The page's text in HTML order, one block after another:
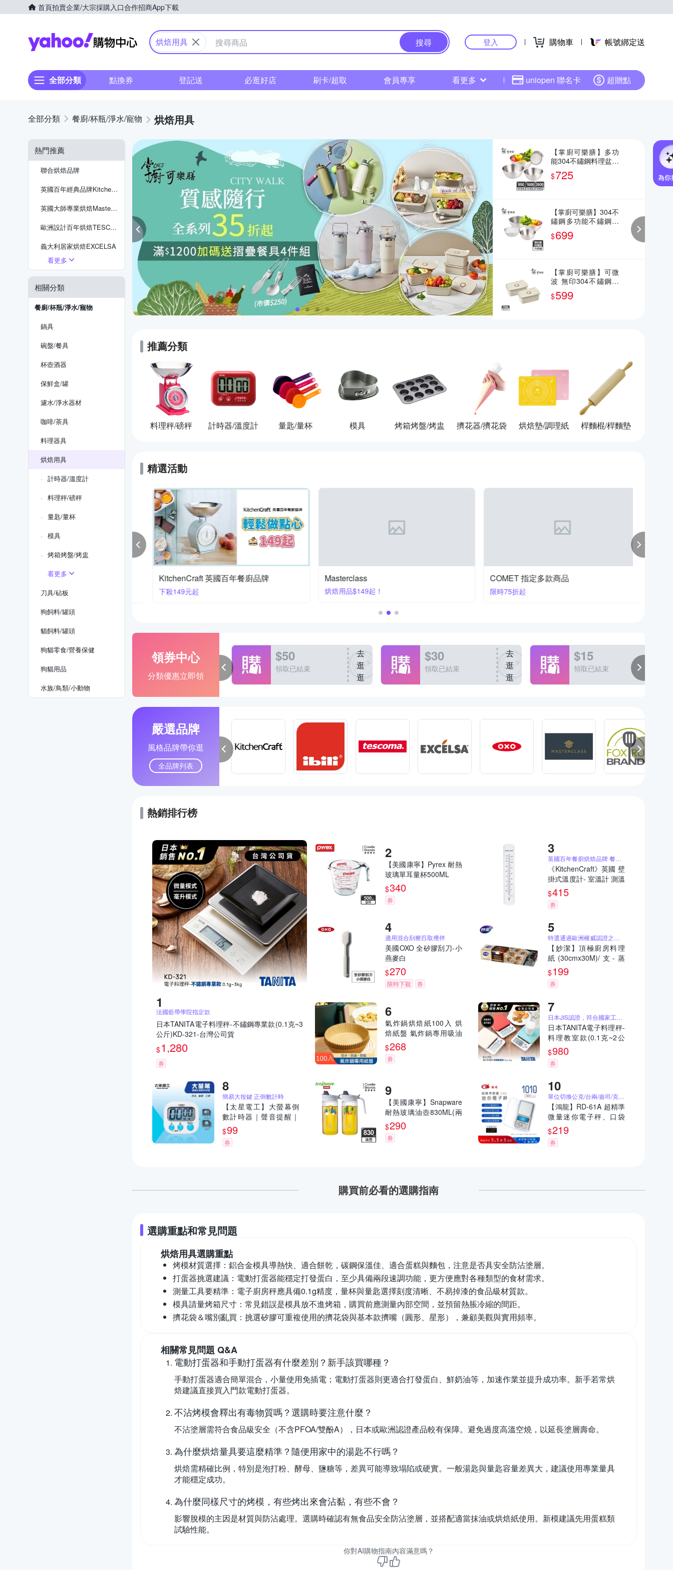
首頁拍賣企業/大宗採購入口合作招商App下載
Yahoo購物中心
烘焙用具 搜尋 登入 購物車 帳號綁定送
全部分類 點換券 登記送 必逛好店 刷卡/超取 會員專享 看更多 uniopen 聯名卡 超贈點
餐廚/杯瓶/淨水/寵物 烘焙用具
熱門推薦
聯合烘焙品牌
英國百年經典品牌KitchenCraft
英國大師專業烘焙Master Class
歐洲設計百年烘焙TESCOMA
義大利居家烘焙EXCELSA
西班牙創意烘焙IBILI
英國現代餐廚Premier
看更多
相關分類
餐廚/杯瓶/淨水/寵物
鍋具
碗盤/餐具
杯壺酒器
保鮮盒/罐
濾水/淨水器材
咖啡/茶具
料理器具
烘焙用具
計時器/溫度計
料理秤/磅秤
量匙/量杯
模具
烤箱烤盤/烤盅
看更多
刀具/砧板
狗飼料/罐頭
貓飼料/罐頭
狗貓零食/營養保健
狗貓用品
水族/鳥類/小動物
【掌廚可樂膳】多功
能304不鏽鋼料理盆組
3件式(C01)
$725
【掌廚可樂膳】304不
鏽鋼多功能不鏽鋼料
理盆6件組
$699
【掌廚可樂膳】可微
波 無印304不鏽鋼保
鮮盒1100ml-兩入組-B
01
$599
推薦分類
料理秤/磅秤 計時器/溫度計 量匙/量杯 模具 烤箱烤盤/烤盅 擠花器/擠花袋 烘焙墊/調理紙 桿麵棍/桿麵墊
精選活動
義大利時尚餐廚 KitchenCraft 英國百年餐廚品牌
下殺149元起
Masterclass
烘焙用品$149起！
COMET 指定多款商品
限時75折起
領券中心
分類優惠立即領
$50
領取已結束
去
逛
逛
$30
領取已結束
去
逛
逛
$15
領取已結束
嚴選品牌
風格品牌帶你逛
全品牌列表
熱銷排行榜
法國藍帶學院指定款
日本TANITA電子料理秤-不鏽鋼專業款(0.1克~3
公斤)KD-321-台灣公司貨
$1,280
券
【美國康寧】Pyrex 耐熱
玻璃單耳量杯500ML
$340
券
英國百年餐廚烘焙品牌 餐廚烘焙用具首選
《KitchenCraft》英國 壁
掛式溫度計- 室溫計 測溫
計
$415
券
適用混合刮擦舀取攪拌
美國OXO 全矽膠刮刀-小
燕麥白
$270
限時下殺 券
特選通過歐洲權威認證之法國進口紙源
【妙潔】頂極廚房料理
紙(30cmx30M)/支-蒸
炊、烘烤、鍋煎、微
波、油炸、氣炸皆可適
用
$199
券
氣炸鍋烘焙紙100入 烘
焙紙盤 氣炸鍋專用吸油
紙 硅油紙盤 食品調理紙
烤盤紙
$268
券
日本JIS認證，符合國家工業標準
日本TANITA電子料理秤-
料理教室款(0.1克~2公
斤)KJ-212-台灣公司貨
$980
券
簡易大按鍵 正倒數計時
【太星電工】大螢幕倒
數計時器｜聲音提醒｜
磁吸支架｜正倒數兩用
｜烘焙/讀書/運動必備
$99
券
【美國康寧】Snapware
耐熱玻璃油壺830ML(兩
款可選)
$290
券
單位切換公克/台兩/盎司/克朗/克拉
【鴻龍】RD-61A 超精準
微量迷你電子秤、口袋
秤、微型秤、計量秤
$219
券
購買前必看的選購指南
選購重點和常見問題
烘焙用具選購重點
烤模材質選擇： 鋁合金模具導熱快、適合餅乾，碳鋼保溫佳、適合蛋糕與麵包，注意是否具安全防沾塗層。
打蛋器挑選建議： 電動打蛋器能穩定打發蛋白，至少具備兩段速調功能，更方便應對各種類型的食材需求。
測量工具要精準： 電子廚房秤應具備0.1g精度，量杯與量匙選擇刻度清晰、不易掉漆的食品級材質款。
模具請量烤箱尺寸： 常見錯誤是模具放不進烤箱，購買前應測量內部空間，並預留熱脹冷縮的間距。
擠花袋＆嘴別亂買： 挑選矽膠可重複使用的擠花袋與基本款擠嘴（圓形、星形），兼顧美觀與實用頻率。
相關常見問題 Q&A
電動打蛋器和手動打蛋器有什麼差別？新手該買哪種？
手動打蛋器適合簡單混合，小量使用免插電；電動打蛋器則更適合打發蛋白、鮮奶油等，加速作業並提升成功率。新手若常烘
焙建議直接買入門款電動打蛋器。
不沾烤模會釋出有毒物質嗎？選購時要注意什麼？
不沾塗層需符合食品級安全（不含PFOA/雙酚A），日本或歐洲認證產品較有保障。避免過度高溫空燒，以延長塗層壽命。
為什麼烘焙量具要這麼精準？隨便用家中的湯匙不行嗎？
烘焙需精確比例，特別是泡打粉、酵母、鹽糖等，差異可能導致塌陷或硬實。一般湯匙與量匙容量差異大，建議使用專業量具
才能穩定成功。
為什麼同樣尺寸的烤模，有些烤出來會沾黏，有些不會？
影響脫模的主因是材質與防沾處理。選購時確認有無食品安全防沾塗層，並搭配適當抹油或烘焙紙使用。新模建議先用蛋糕類
試驗性能。
你對AI購物指南內容滿意嗎？